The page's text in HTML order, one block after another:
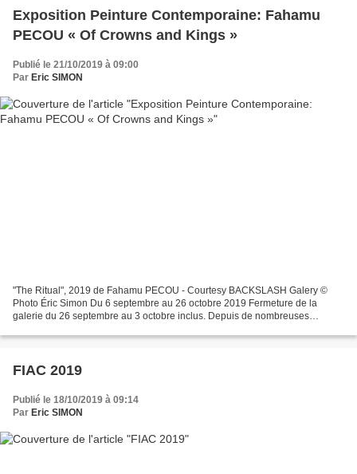
Exposition Peinture Contemporaine: Fahamu
PECOU « Of Crowns and Kings »
Publié le 21/10/2019 à 09:00
Par Eric SIMON
"The Ritual", 2019 de Fahamu PECOU - Courtesy BACKSLASH Galery ©
Photo Éric Simon Du 6 septembre au 26 octobre 2019 Fermeture de la
galerie du 26 septembre au 3 octobre inclus. Depuis de nombreuses
FIAC 2019
Publié le 18/10/2019 à 09:14
Par Eric SIMON